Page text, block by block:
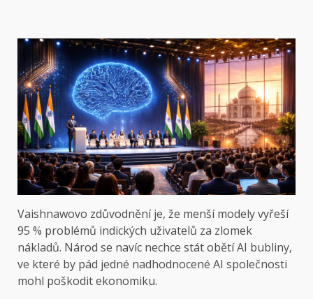
Vaishnawovo zdůvodnění je, že menší modely vyřeší
95 % problémů indických uživatelů za zlomek
nákladů. Národ se navíc nechce stát obětí AI bubliny,
ve které by pád jedné nadhodnocené AI společnosti
mohl poškodit ekonomiku.